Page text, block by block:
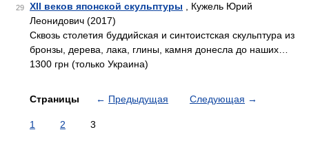
29 XII веков японской скульптуры , Кужель Юрий
Леонидович (2017)
Сквозь столетия буддийская и синтоистская скульптура из
бронзы, дерева, лака, глины, камня донесла до наших…
1300 грн (только Украина)
Страницы ← Предыдущая Следующая →
1 2 3